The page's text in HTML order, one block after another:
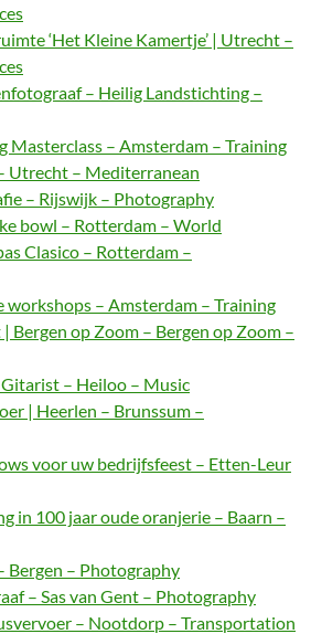
‘Het Kleine Kamertje’ | Utrecht –
– Heilig Landstichting –
Masterclass – Amsterdam – Training
Utrecht – Mediterranean
– Rijswijk – Photography
bowl – Rotterdam – World
Clasico – Rotterdam –
workshops – Amsterdam – Training
Bergen op Zoom – Bergen op Zoom –
– Heiloo – Music
| Heerlen – Brunssum –
voor uw bedrijfsfeest – Etten-Leur
in 100 jaar oude oranjerie – Baarn –
Bergen – Photography
– Sas van Gent – Photography
– Nootdorp – Transportation